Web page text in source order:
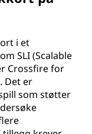
i et
SLI (Scalable
Crossfire for
Det er
som støtter